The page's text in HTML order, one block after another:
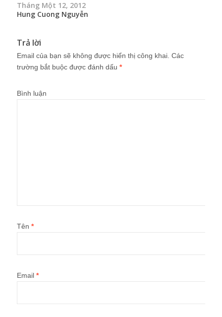
Tháng Một 12, 2012
Hung Cuong Nguyễn
Trả lời
Email của bạn sẽ không được hiển thị công khai. Các
trường bắt buộc được đánh dấu *
Bình luận
Tên *
Email *